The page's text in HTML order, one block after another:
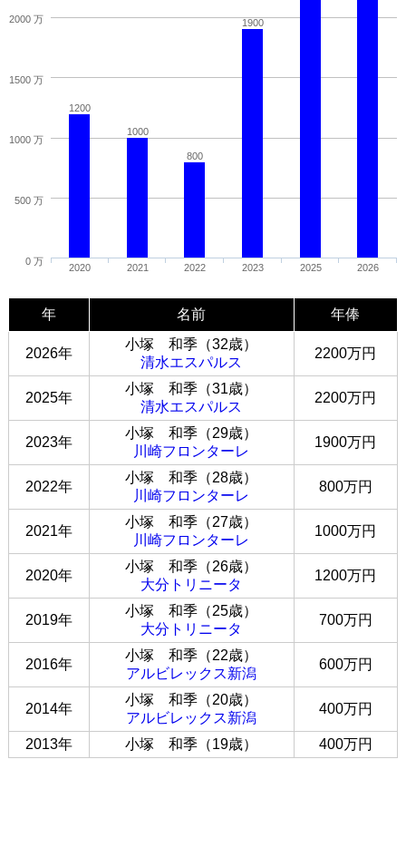
1200
1000
800
1900
2020 2021 2022 2023 2025 2026
0 万
500 万
1000 万
1500 万
2000 万
年 名前 年俸
2026年
小塚 和季（32歳）
清水エスパルス
2200万円
2025年
小塚 和季（31歳）
清水エスパルス
2200万円
2023年
小塚 和季（29歳）
川崎フロンターレ
1900万円
2022年
小塚 和季（28歳）
川崎フロンターレ
800万円
2021年
小塚 和季（27歳）
川崎フロンターレ
1000万円
2020年
小塚 和季（26歳）
大分トリニータ
1200万円
2019年
小塚 和季（25歳）
大分トリニータ
700万円
2016年
小塚 和季（22歳）
アルビレックス新潟
600万円
2014年
小塚 和季（20歳）
アルビレックス新潟
400万円
2013年 小塚 和季（19歳） 400万円